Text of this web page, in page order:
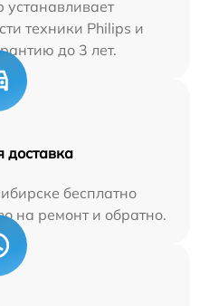
техники Philips и
до 3 лет.
доставка
бесплатно
на ремонт и обратно.